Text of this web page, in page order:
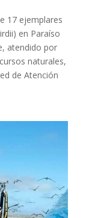
17 ejemplares
en Paraíso
atendido por
naturales,
de Atención